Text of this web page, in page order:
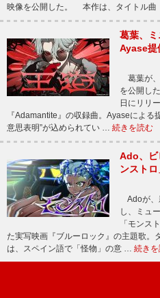
映像を公開した。 本作は、タイトル曲
葛葉、
Ayase提
葛葉が、
を公開し
日にリリ
『Adamantite』の収録曲。Ayaseによる
意思表明”が込められてい … 続きを読む
Ado、ビ
ンスト
Adoが、
し、ミュ
「モンス
た実写映画『ブルーロック』の主題歌。
は、スペイン語で「怪物」の意 … 続き